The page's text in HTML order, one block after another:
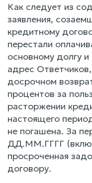
Как следует из
заявления,
кредитному
перестали
основному долгу
адрес
досрочном
процентов за
расторжении
настоящего
не погашена. За
ДД.ММ.ГГГГ
просроченная
договору.